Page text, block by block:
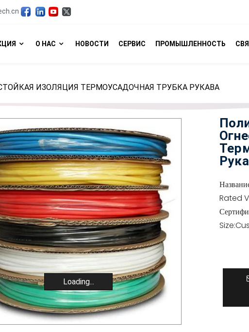
О НАС НОВОСТИ СЕРВИС ПРОМЫШЛЕННОСТЬ
ИЗОЛЯЦИЯ ТЕРМОУСАДОЧНАЯ ТРУБКА РУКАВА
Loading...
Rated
Size: